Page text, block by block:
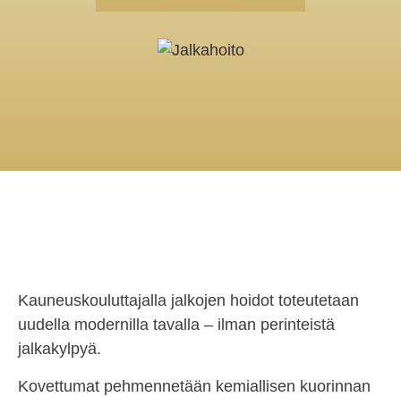
Kauneuskouluttajalla jalkojen hoidot toteutetaan
uudella modernilla tavalla – ilman perinteistä
jalkakylpyä.
Kovettumat pehmennetään kemiallisen kuorinnan